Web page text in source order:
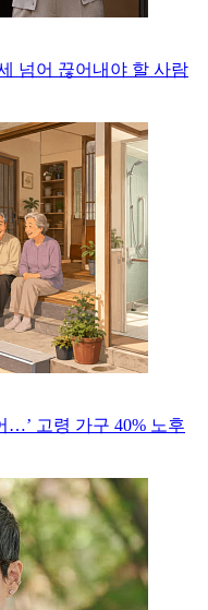
넘어 끊어내야 할 사람
…’ 고령 가구 40% 노후